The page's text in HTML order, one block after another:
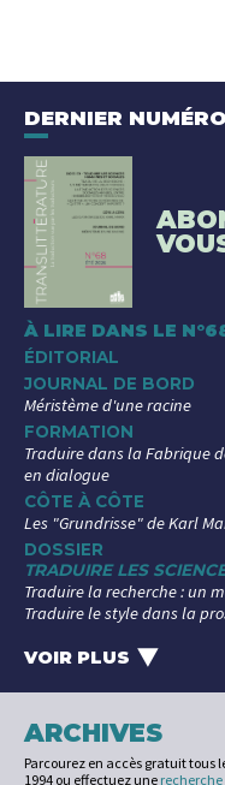
DERNIER NUMÉRO
À LIRE DANS LE
ÉDITORIAL
JOURNAL DE BORD
Méristème d'une racine
FORMATION
Traduire dans la Fabrique
en dialogue
CÔTE À CÔTE
Les "Grundrisse" de Karl
DOSSIER
TRADUIRE LES
Traduire la recherche : un
Traduire le style dans la
renouveau
Bloch
Les traductions coréennes
Un cas d’école ? Politiques
humaines et sociales
VOIR PLUS‣
ARCHIVES
Parcourez en accès gratuit tous
1994 ou effectuez une